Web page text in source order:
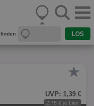
★
UVP: 1,39 €
2,78 € je Liter